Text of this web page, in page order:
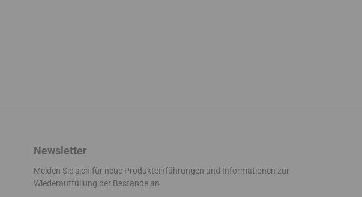
Newsletter
Melden Sie sich für neue Produkteinführungen und Informationen zur
Wiederauffüllung der Bestände an